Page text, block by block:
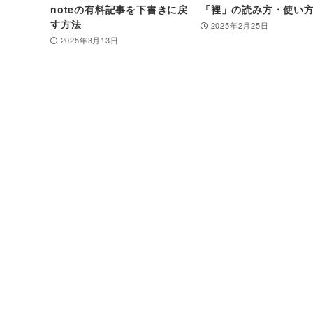
noteの有料記事を下書きに戻
す方法
2025年3月13日
「裡」の読み方・使い
2025年2月25日